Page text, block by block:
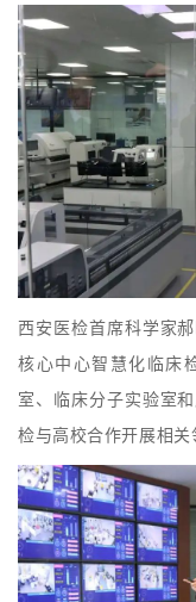
西安医检首席科学家
核心中心智慧化临床
室、临床分子实验室
检与高校合作开展相关